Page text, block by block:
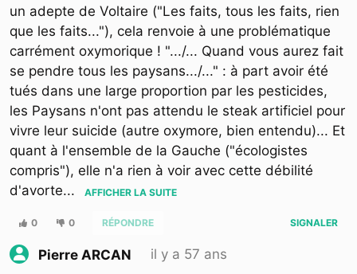
un adepte de Voltaire ("Les faits, tous les faits, rien
que les faits..."), cela renvoie à une problématique
carrément oxymorique ! ".../... Quand vous aurez fait
se pendre tous les paysans.../..." : à part avoir été
tués dans une large proportion par les pesticides,
les Paysans n'ont pas attendu le steak artificiel pour
vivre leur suicide (autre oxymore, bien entendu)... Et
quant à l'ensemble de la Gauche ("écologistes
compris"), elle n'a rien à voir avec cette débilité
d'avorte... AFFICHER LA SUITE
0 0 RÉPONDRE SIGNALER
Pierre ARCAN
il y a 57 ans